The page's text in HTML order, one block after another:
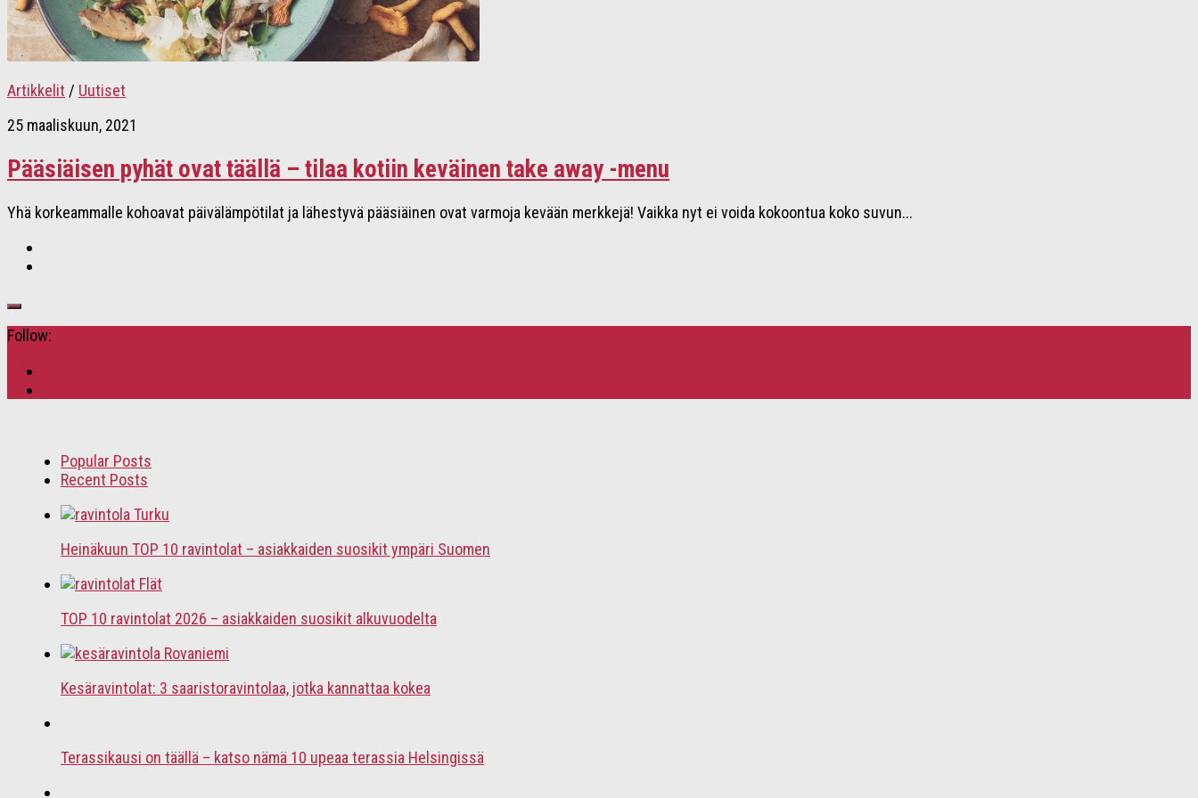
Artikkelit / Uutiset
25 maaliskuun, 2021
Pääsiäisen pyhät ovat täällä – tilaa kotiin keväinen take away -menu
Yhä korkeammalle kohoavat päivälämpötilat ja lähestyvä pääsiäinen ovat varmoja kevään merkkejä! Vaikka nyt ei voida kokoontua koko suvun...
Follow:
Popular Posts
Recent Posts
Heinäkuun TOP 10 ravintolat – asiakkaiden suosikit ympäri Suomen
TOP 10 ravintolat 2026 – asiakkaiden suosikit alkuvuodelta
Kesäravintolat: 3 saaristoravintolaa, jotka kannattaa kokea
Terassikausi on täällä – katso nämä 10 upeaa terassia Helsingissä